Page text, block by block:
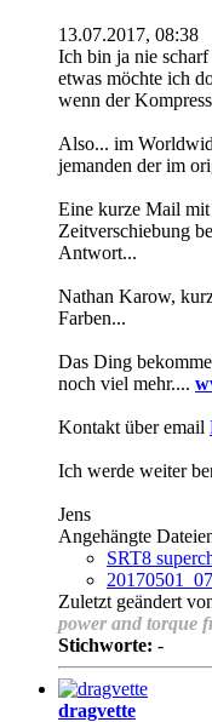
13.07.2017, 08:38
Ich bin ja nie
etwas möchte ich
wenn der
Also... im
jemanden der im
Eine kurze Mail mit
Zeitverschiebung
Antwort...
Nathan Karow,
Farben...
Das Ding
noch viel mehr....
Kontakt über email
Ich werde weiter
Jens
Angehängte
SRT8
Zuletzt geändert
power and torque
Stichworte: -
dragvette